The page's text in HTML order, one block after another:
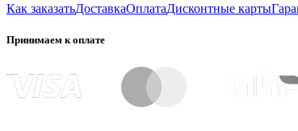
Как заказатьДоставкаОплатаДисконтные карты
Принимаем к оплате